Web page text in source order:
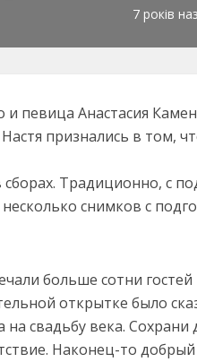
7 років
певица Анастасия
признались в том,
Традиционно, с
снимков с
больше сотни гостей
открытке было
свадьбу века. Сохрани
Наконец-то